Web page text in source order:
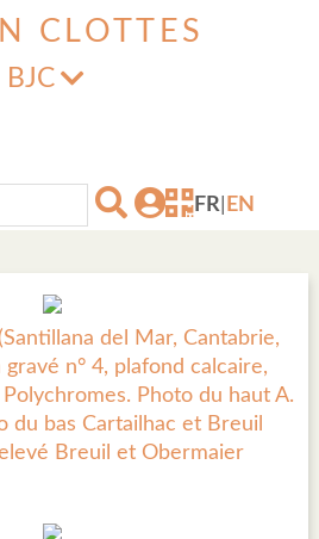
FR EN
del Mar, Cantabrie,
gravé n° 4, plafond calcaire,
Photo du haut A.
du bas Cartailhac et Breuil
Breuil et Obermaier